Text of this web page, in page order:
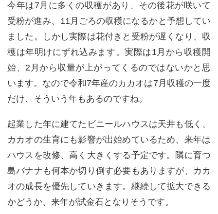
今年は7 月に多くの収穫があり、その後花が咲いて
受粉が進み、 11月ごろの収穫になるかと予想してい
ました。しかし実際は花付きと受粉が遅くなり、収
穫は年明けにずれ込みます。実際は1月から収穫開
始、 2 月から収量が上がってくるのではないかと思
います。なので令和7年産のカカオは7 月収穫の一度
だけ、そういう年もあるのですね。
起業した年に建てたビニールハウスは天井も低く、
カカオの生育にも影響が出始めているため、来年は
ハウスを改修、高く大きくする予定です。隣に育つ
島バナナも何本か切り倒す必要もありますが、カカ
オの成長を優先していきます。継続して拡大できる
かどうか、来年が試金石となりそうです。